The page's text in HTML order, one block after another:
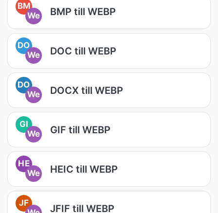
BM
We
BMP till WEBP
DO
We
DOC till WEBP
DO
We
DOCX till WEBP
GI
We
GIF till WEBP
HE
We
HEIC till WEBP
JF
JFIF till WEBP